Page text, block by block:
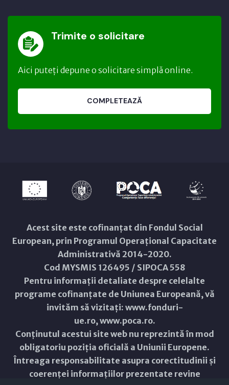
Trimite o solicitare
Aici puteți depune o solicitare simplă online.
COMPLETEAZĂ
Acest site este cofinanțat din Fondul Social
European, prin Programul Operațional Capacitate
Administrativă 2014-2020.
Cod MYSMIS 126495 / SIPOCA 558
Pentru informații detaliate despre celelalte
programe cofinanțate de Uniunea Europeană, vă
invităm să vizitați: www.fonduri-
ue.ro,www.poca.ro.
Conținutul acestui site web nu reprezintă în mod
obligatoriu poziția oficială a Uniunii Europene.
Întreaga responsabilitate asupra corectitudinii și
coerenței informațiilor prezentate revine